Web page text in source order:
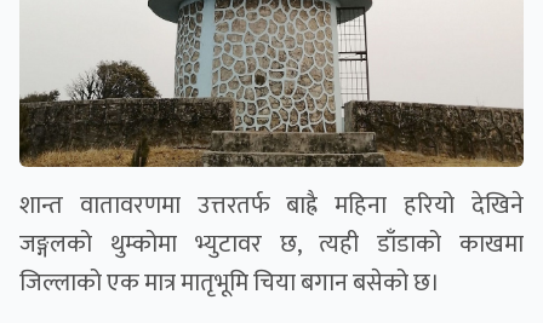
शान्त वातावरणमा उत्तरतर्फ बाह्रै महिना हरियो देखिने
जङ्गलको थुम्कोमा भ्युटावर छ, त्यही डाँडाको काखमा
जिल्लाको एक मात्र मातृभूमि चिया बगान बसेको छ।